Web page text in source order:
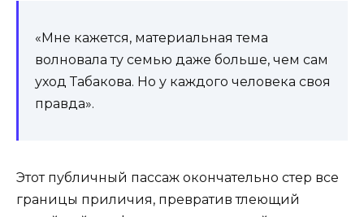
«Мне кажется, материальная тема
волновала ту семью даже больше, чем сам
уход Табакова. Но у каждого человека своя
правда».
Этот публичный пассаж окончательно стер все
границы приличия, превратив тлеющий